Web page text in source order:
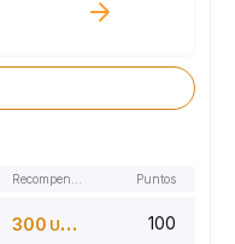
Recompensas Puntos
300 USDT 100